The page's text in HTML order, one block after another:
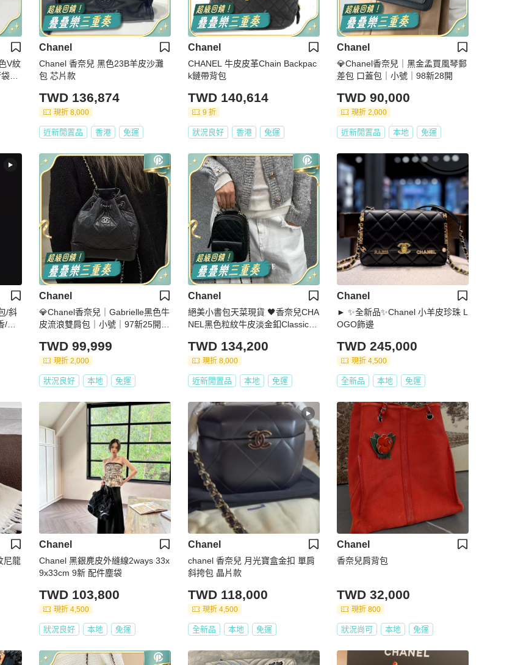
V紋
26
Chanel
Chanel 香奈兒 黑色23B羊皮沙灘
包 芯片款
TWD 136,874
現折 8,000
近新閒置品 香港 免運
Chanel
CHANEL 牛皮皮革Chain Backpac
k鏈帶背包
TWD 140,614
9 折
狀況良好 香港 免運
Chanel
💎Chanel香奈兒｜黑金孟買風琴郵
差包 口蓋包｜小號｜98新28開
TWD 90,000
現折 2,000
近新閒置品 本地 免運
/斜
香
Chanel
💎Chanel香奈兒｜Gabrielle黑色牛
皮流浪雙肩包｜小號｜97新25開無
TWD 99,999
現折 2,000
狀況良好 本地 免運
Chanel
絕美小書包天菜現貨 🖤香奈兒CHA
NEL黑色粒紋牛皮淡金釦Classic迷
TWD 134,200
現折 8,000
近新閒置品 本地 免運
Chanel
► ✨全新品✨Chanel 小羊皮珍珠 L
OGO飾邊
TWD 245,000
現折 4,500
全新品 本地 免運
尼龍
Chanel
Chanel 黑銀麂皮外縫線2ways 33x
9x33cm 9新 配件塵袋
TWD 103,800
現折 4,500
狀況良好 本地 免運
Chanel
chanel 香奈兒 月光寶盒金扣 單肩
斜挎包 晶片款
TWD 118,000
現折 4,500
全新品 本地 免運
Chanel
香奈兒肩背包
TWD 32,000
現折 800
狀況尚可 本地 免運